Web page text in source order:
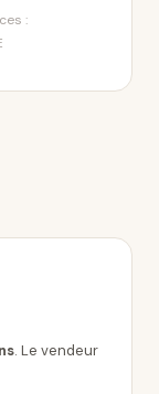
:
. Le vendeur